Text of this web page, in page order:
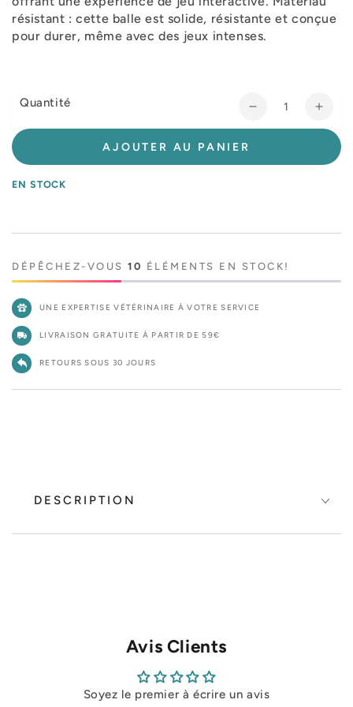
résistant : cette balle est solide, résistante et conçue
pour durer, même avec des jeux intenses.
Quantité
Réduire
la
de
Hérisson
la
de
AJOUTER AU PANIER
EN STOCK
DÉPÊCHEZ-VOUS 10 ÉLÉMENTS EN STOCK!
UNE EXPERTISE VÉTÉRINAIRE À VOTRE SERVICE
LIVRAISON GRATUITE À PARTIR DE 59€
RETOURS SOUS 30 JOURS
DESCRIPTION
Avis Clients
Soyez le premier à écrire un avis